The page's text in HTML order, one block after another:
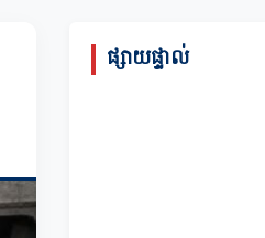
ផ្សាយផ្ទាល់